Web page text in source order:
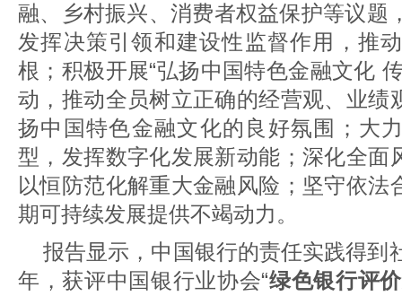
融、乡村振兴、消费者权益保护等议题
发挥决策引领和建设性监督作用，推
根；积极开展“弘扬中国特色金融文化
动，推动全员树立正确的经营观、业绩
扬中国特色金融文化的良好氛围；大
型，发挥数字化发展新动能；深化全面
以恒防范化解重大金融风险；坚守依法
期可持续发展提供不竭动力。
报告显示，中国银行的责任实践得到
年，获评中国银行业协会“绿色银行评